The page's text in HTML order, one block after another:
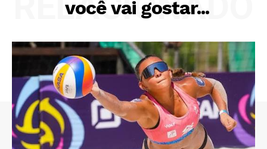
você vai gostar...